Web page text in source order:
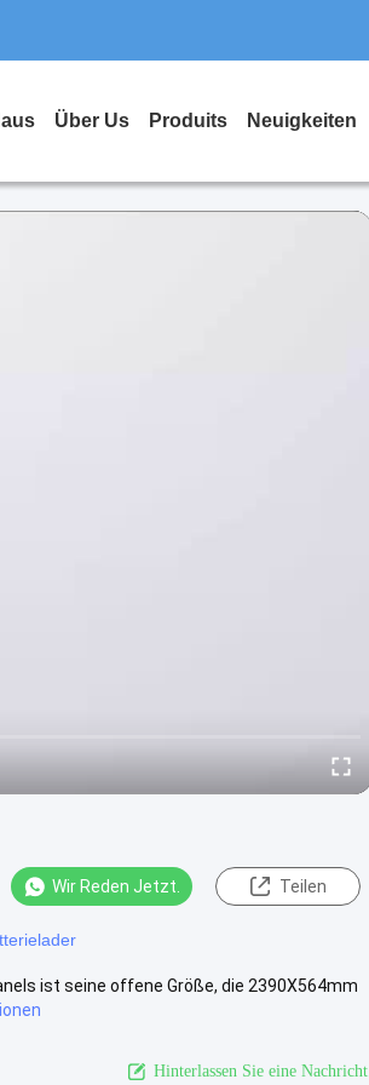
Über Us Produits Neuigkeiten
Wir Reden Jetzt. Teilen
ist seine offene Größe, die 2390X564mm
Hinterlassen Sie eine Nachricht.